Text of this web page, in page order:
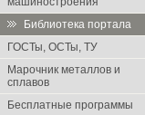
Библиотека портала
ГОСТы, ОСТы, ТУ
Марочник металлов и
сплавов
Бесплатные программы